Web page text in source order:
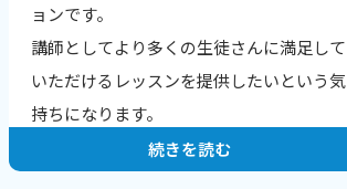
ョンです。
講師としてより多くの生徒さんに満足して
いただけるレッスンを提供したいという気
持ちになります。
続きを読む